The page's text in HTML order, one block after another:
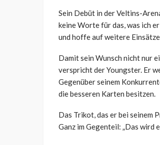
Sein Debüt in der Veltins-
keine Worte für das, was ich
und hoffe auf weitere Einsätze
Damit sein Wunsch nicht nur
verspricht der Youngster. Er
Gegenüber seinem
die besseren Karten besitzen.
Das Trikot, das er bei seinem
Ganz im Gegenteil: „Das wird